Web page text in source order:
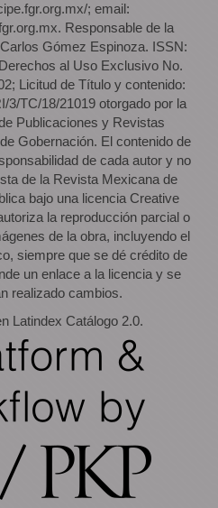
; email:
Responsable de la
Gómez Espinoza. ISSN:
al Uso Exclusivo No.
Licitud de Título y contenido:
3/TC/18/21019 otorgado por la
Publicaciones y Revistas
Gobernación. El contenido de
de cada autor y no
de la Revista Mexicana de
bajo una licencia Creative
la reproducción parcial o
de la obra, incluyendo el
siempre que se dé crédito de
un enlace a la licencia y se
realizado cambios.
Latindex Catálogo 2.0.